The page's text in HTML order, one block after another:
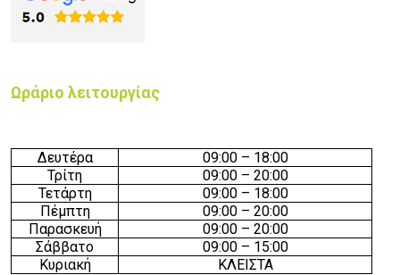
Ωράριο λειτουργίας
Δευτέρα
09:00 – 18:00
Τρίτη
09:00 – 20:00
Τετάρτη
09:00 – 18:00
Πέμπτη
09:00 – 20:00
Παρασκευή
09:00 – 20:00
Σάββατο
09:00 – 15:00
Κυριακή
ΚΛΕΙΣΤΑ